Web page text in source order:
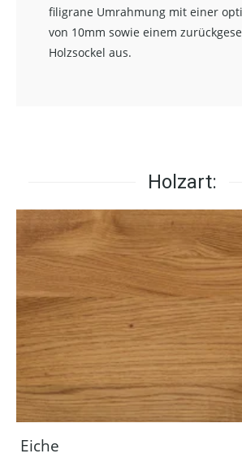
filigrane Umrahmung mit einer
von 10mm sowie einem
Holzsockel aus.
Holzart:
Eiche